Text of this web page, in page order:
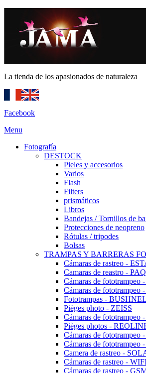
La tienda de los apasionados de naturaleza
Facebook
Menu
Fotografía
DESTOCK
Pieles y accesorios
Varios
Flash
Filters
prismáticos
Libros
Bandejas / Tornillos de
Protecciones de neopreno
Rótulas / tripodes
Bolsas
TRAMPAS Y BARRERAS
Cámaras de rastreo -
Camaras de reastro -
Cámaras de
Cámaras de fototrampeo
Fototrampas -
Pièges photo - ZEISS
Cámaras de
Pièges photos -
Cámaras de
Cámaras de fototrampeo
Camera de rastreo -
Cámaras de rastreo -
Cámaras de rastreo -